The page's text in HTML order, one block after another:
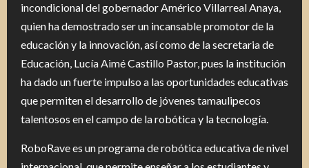
incondicional del gobernador Américo Villarreal Anaya,
quien ha demostrado ser un incansable promotor de la
educación y la innovación, así como de la secretaria de
Educación, Lucía Aimé Castillo Pastor, pues la institución
ha dado un fuerte impulso a las oportunidades educativas
que permiten el desarrollo de jóvenes tamaulipecos
talentosos en el campo de la robótica y la tecnología.
RoboRave es un programa de robótica educativa de nivel